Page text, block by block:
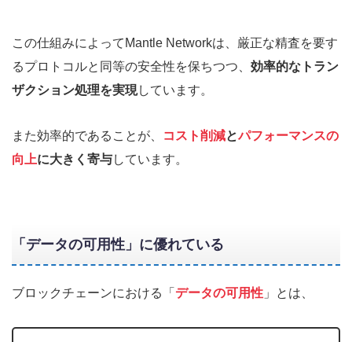
この仕組みによってMantle Networkは、厳正な精査を要す
るプロトコルと同等の安全性を保ちつつ、 効率的なトラン
ザクション処理を実現しています。
また効率的であることが、 コスト削減とパフォーマンスの
向上に大きく寄与しています。
「データの可用性」に優れている
ブロックチェーンにおける「 データの可用性 」とは、